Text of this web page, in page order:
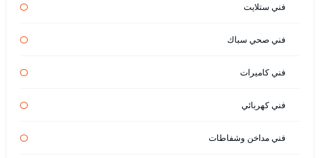
فني ستلايت
فني صحي سباك
فني كاميرات
فني كهربائي
فني مداخن وشفاطات